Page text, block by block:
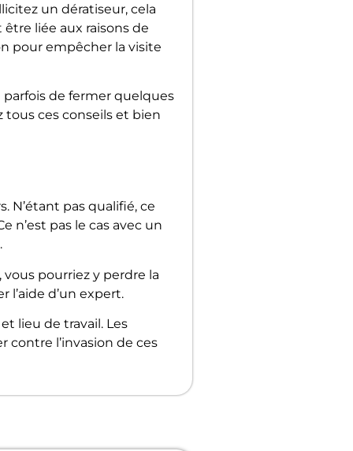
un dératiseur, cela
liée aux raisons de
pour empêcher la visite
parfois de fermer quelques
tous ces conseils et bien
N’étant pas qualifié, ce
n’est pas le cas avec un
pourriez y perdre la
l’aide d’un expert.
lieu de travail. Les
contre l’invasion de ces